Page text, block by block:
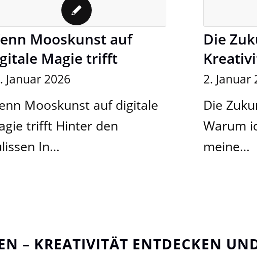
Mooskunst auf
Magie trifft
Januar 2026
Mooskunst auf digitale
trifft Hinter den
In…
Die
2. Januar
Die
Warum
meine…
– KREATIVITÄT ENTDECKEN